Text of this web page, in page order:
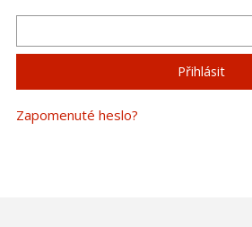
Zapomenuté heslo?